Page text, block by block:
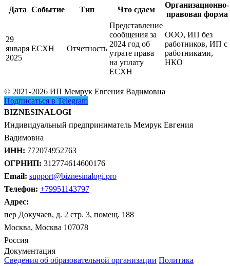
Дата Событие Тип Что сдаем
Организационно-
правовая форма
29
января
2025
ЕСХН Отчетность
Представление
сообщения за
2024 год об
утрате права
на уплату
ЕСХН
ООО, ИП без
работников, ИП с
работниками,
НКО
© 2021-2026 ИП Мемрук Евгения Вадимовна
Подписаться в Telegram
BIZNESINALOGI
Индивидуальный предприниматель Мемрук Евгения
Вадимовна
ИНН: 772074952763
ОГРНИП: 312774614600176
Email: support@biznesinalogi.pro
Телефон: +79951143797
Адрес:
пер Докучаев, д. 2 стр. 3, помещ. 188
Москва, Москва 107078
Россия
Документация
Сведения об образовательной организации Политика